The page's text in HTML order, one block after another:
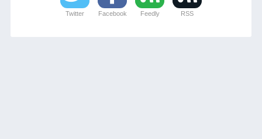
Twitter Facebook Feedly RSS